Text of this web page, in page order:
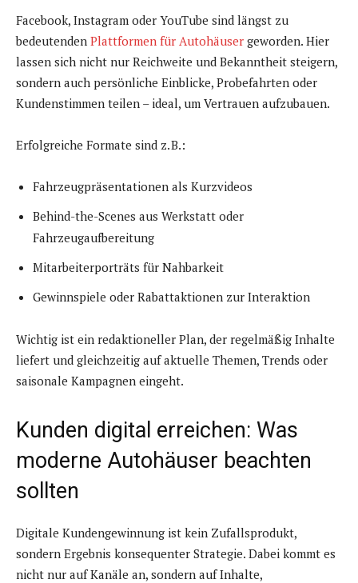
Facebook, Instagram oder YouTube sind längst zu
bedeutenden Plattformen für Autohäuser geworden. Hier
lassen sich nicht nur Reichweite und Bekanntheit steigern,
sondern auch persönliche Einblicke, Probefahrten oder
Kundenstimmen teilen – ideal, um Vertrauen aufzubauen.
Erfolgreiche Formate sind z. B.:
Fahrzeugpräsentationen als Kurzvideos
Behind-the-Scenes aus Werkstatt oder
Fahrzeugaufbereitung
Mitarbeiterporträts für Nahbarkeit
Gewinnspiele oder Rabattaktionen zur Interaktion
Wichtig ist ein redaktioneller Plan, der regelmäßig Inhalte
liefert und gleichzeitig auf aktuelle Themen, Trends oder
saisonale Kampagnen eingeht.
Kunden digital erreichen: Was
moderne Autohäuser beachten
sollten
Digitale Kundengewinnung ist kein Zufallsprodukt,
sondern Ergebnis konsequenter Strategie. Dabei kommt es
nicht nur auf Kanäle an, sondern auf Inhalte,